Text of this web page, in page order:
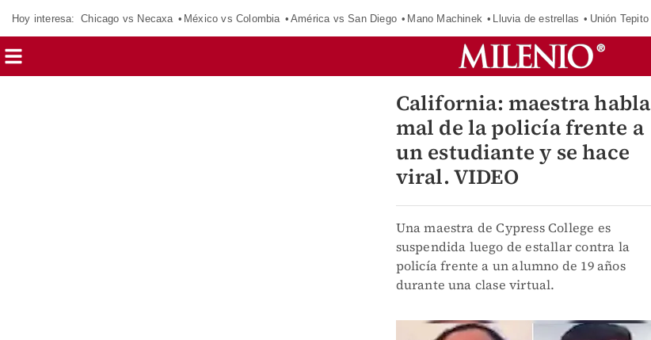
Hoy interesa: Chicago vs Necaxa México vs Colombia América vs San Diego Mano Machinek Lluvia de estrellas Unión Tepito
California: maestra habla
mal de la policía frente a
un estudiante y se hace
viral. VIDEO
Una maestra de Cypress College es
suspendida luego de estallar contra la
policía frente a un alumno de 19 años
durante una clase virtual.